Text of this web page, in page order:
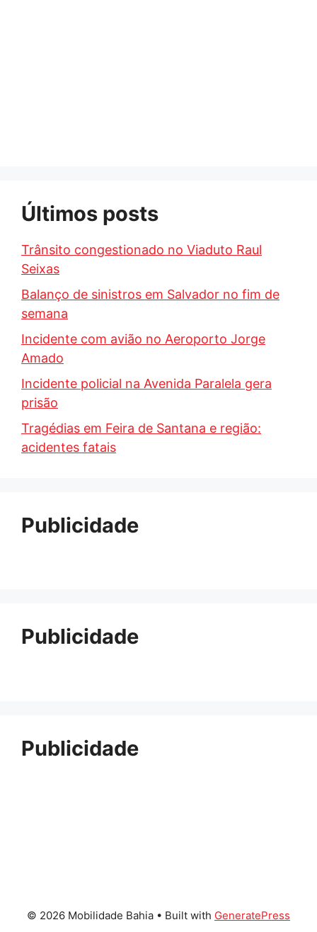
Últimos posts
Trânsito congestionado no Viaduto Raul
Seixas
Balanço de sinistros em Salvador no fim de
semana
Incidente com avião no Aeroporto Jorge
Amado
Incidente policial na Avenida Paralela gera
prisão
Tragédias em Feira de Santana e região:
acidentes fatais
Publicidade
Publicidade
Publicidade
© 2026 Mobilidade Bahia • Built with GeneratePress